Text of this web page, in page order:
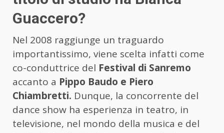
Guaccero?
Nel 2008 raggiunge un traguardo
importantissimo, viene scelta infatti come
co-conduttrice del Festival di Sanremo
accanto a Pippo Baudo e Piero
Chiambretti. Dunque, la concorrente del
dance show ha esperienza in teatro, in
televisione, nel mondo della musica e del